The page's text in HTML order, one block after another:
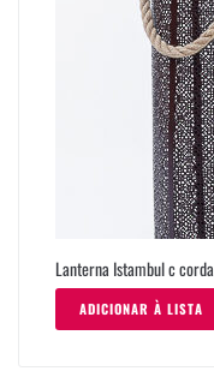
Lanterna Istambul c corda
ADICIONAR À LISTA